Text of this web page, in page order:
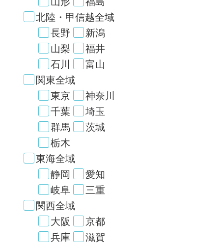
北陸・甲信越全域
長野
新潟
山梨
福井
石川
富山
関東全域
東京
神奈川
千葉
埼玉
群馬
茨城
栃木
東海全域
静岡
愛知
岐阜
三重
関西全域
大阪
京都
兵庫
滋賀